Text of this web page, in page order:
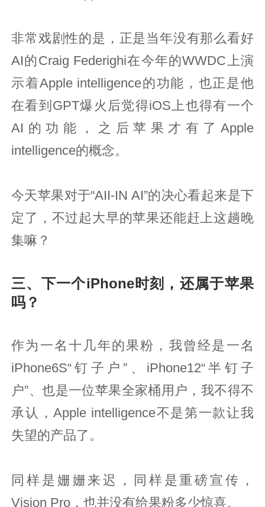
非常戏剧性的是，正是当年没有那么看好
AI的Craig Federighi在今年的WWDC上演
示着Apple intelligence的功能，也正是他
在看到GPT爆火后觉得iOS上也得有一个
AI的功能，之后苹果才有了Apple
intelligence的概念。
今天苹果对于“AII-IN AI”的决心看起来是下
定了，不过起大早的苹果还能赶上这趟晚
集嘛？
三、下一个iPhone时刻，还属于苹果
吗？
作为一名十几年的果粉，我曾经是一名
iPhone6S“钉子户”、iPhone12“半钉子
户”、也是一位苹果全家桶用户，我不得不
承认，Apple intelligence不是第一款让我
失望的产品了。
同样是姗姗来迟，同样是重磅宣传，
Vision Pro，也并没有给果粉多少惊喜。